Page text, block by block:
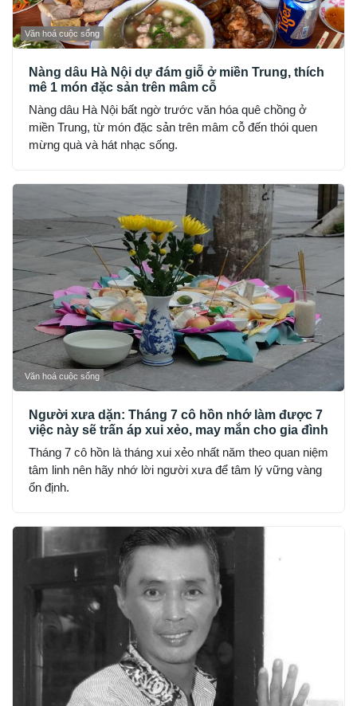
Văn hoá cuộc sống
Nàng dâu Hà Nội dự đám giỗ ở miền Trung, thích
mê 1 món đặc sản trên mâm cỗ
Nàng dâu Hà Nội bất ngờ trước văn hóa quê chồng ở
miền Trung, từ món đặc sản trên mâm cỗ đến thói quen
mừng quà và hát nhạc sống.
Văn hoá cuộc sống
Người xưa dặn: Tháng 7 cô hồn nhớ làm được 7
việc này sẽ trấn áp xui xẻo, may mắn cho gia đình
Tháng 7 cô hồn là tháng xui xẻo nhất năm theo quan niệm
tâm linh nên hãy nhớ lời người xưa để tâm lý vững vàng
ổn định.